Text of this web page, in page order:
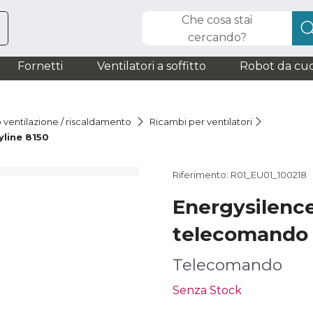
Che cosa stai
cercando?
Fornetti Ventilatori a soffitto Robot da
ventilazione / riscaldamento
Ricambi per ventilatori
8150
Riferimento: R01_EU01_100218
telecomando
Telecomando
Senza Stock